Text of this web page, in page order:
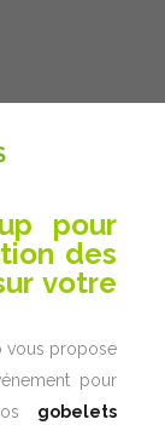
pour
des
votre
vous propose
pour
gobelets